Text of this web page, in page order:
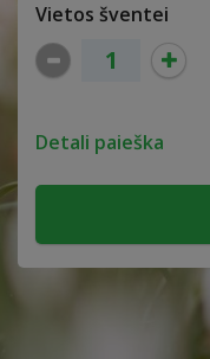
Vietos šventei
Detali paieška